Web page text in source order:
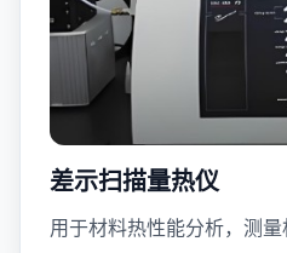
差示扫描量热仪
用于材料热性能分析，测